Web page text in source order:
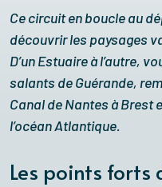
Ce circuit en boucle au
découvrir les paysages
D’un Estuaire à l’autre,
salants de Guérande,
Canal de Nantes à Brest
l’océan Atlantique.
Les points forts